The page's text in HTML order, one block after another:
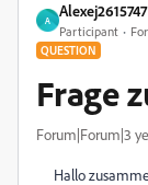
A
Participant
QUESTION
Frage
Forum|Forum|3
Hallo